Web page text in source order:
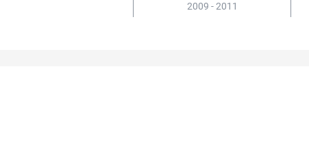
2009 - 2011